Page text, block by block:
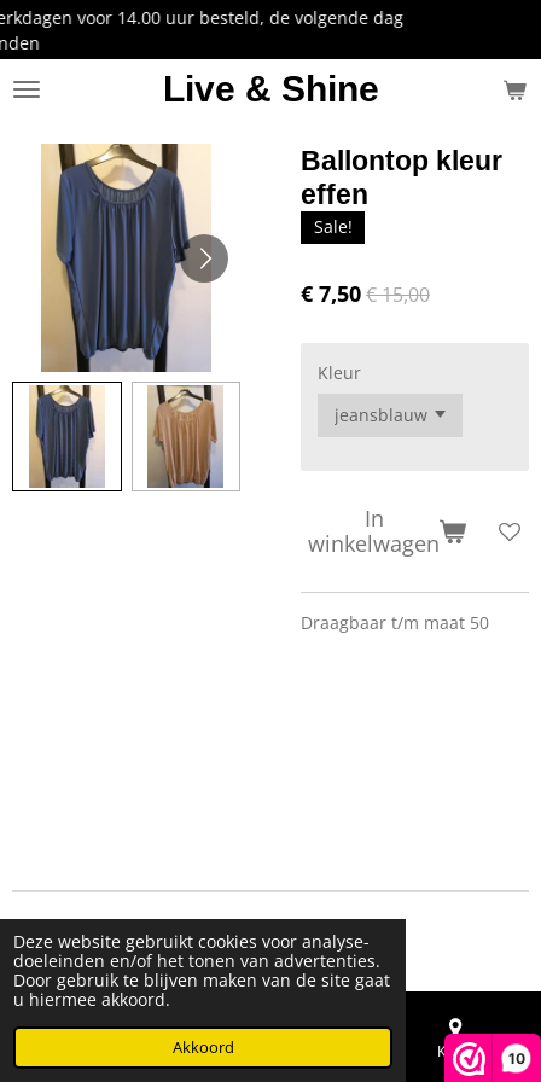
Deze website gebruikt cookies voor analyse-
doeleinden en/of het tonen van advertenties.
Door gebruik te blijven maken van de site gaat
u hiermee akkoord.
Akkoord
10
Ga
direct
de
Live & Shine
uur besteld, de volgende dag
Ballontop kleur
effen
Sale!
€ 7,50€ 15,00
Kleur
In
winkelwagen
Draagbaar t/m maat 50
© 2023 - 2026 Live & Shine
Powered byJouwWeb
Telefoonnummer Kaart